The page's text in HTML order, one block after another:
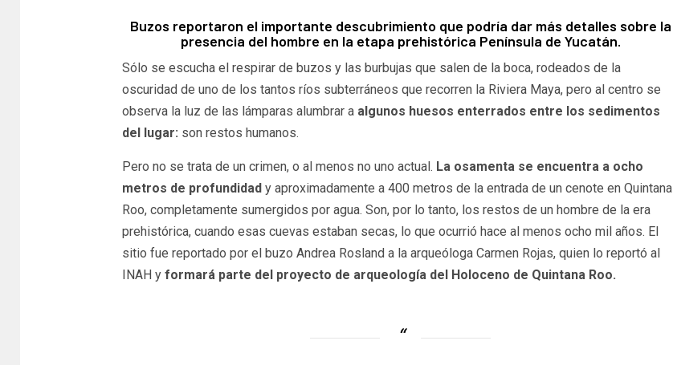
Buzos reportaron el importante descubrimiento que podría dar más detalles sobre la
presencia del hombre en la etapa prehistórica Península de Yucatán.
Sólo se escucha el respirar de buzos y las burbujas que salen de la boca, rodeados de la
oscuridad de uno de los tantos ríos subterráneos que recorren la Riviera Maya, pero al centro se
observa la luz de las lámparas alumbrar a algunos huesos enterrados entre los sedimentos
del lugar: son restos humanos.
Pero no se trata de un crimen, o al menos no uno actual. La osamenta se encuentra a ocho
metros de profundidad y aproximadamente a 400 metros de la entrada de un cenote en Quintana
Roo, completamente sumergidos por agua. Son, por lo tanto, los restos de un hombre de la era
prehistórica, cuando esas cuevas estaban secas, lo que ocurrió hace al menos ocho mil años. El
sitio fue reportado por el buzo Andrea Rosland a la arqueóloga Carmen Rojas, quien lo reportó al
INAH yformará parte del proyecto de arqueología del Holoceno de Quintana Roo.